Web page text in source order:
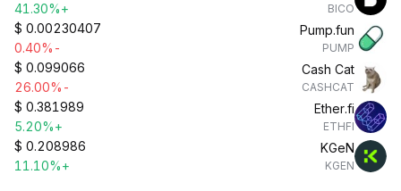
BICO
+41.30%
Pump.fun
PUMP
$ 0.00230407
-0.40%
Cash Cat
CASHCAT
$ 0.099066
-26.00%
Ether.fi
ETHFI
$ 0.381989
+5.20%
KGeN
KGEN
$ 0.208986
+11.10%